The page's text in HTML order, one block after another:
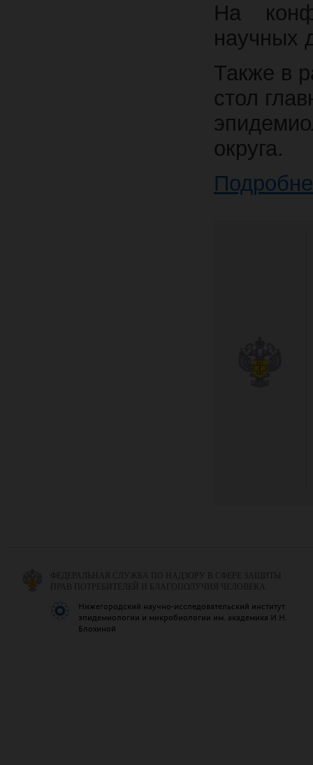
На
научных
Также в
стол
округа.
ФЕДЕРАЛЬНАЯ СЛУЖБА ПО НАДЗОРУ В СФЕРЕ ЗАЩИТЫ
ПРАВ ПОТРЕБИТЕЛЕЙ И БЛАГОПОЛУЧИЯ ЧЕЛОВЕКА
Нижегородский научно-исследовательский институт
эпидемиологии и микробиологии им. академика И.Н.
Блохиной